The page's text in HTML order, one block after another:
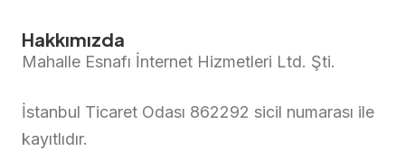
Hakkımızda
Mahalle Esnafı İnternet Hizmetleri Ltd. Şti.
İstanbul Ticaret Odası 862292 sicil numarası ile
kayıtlıdır.